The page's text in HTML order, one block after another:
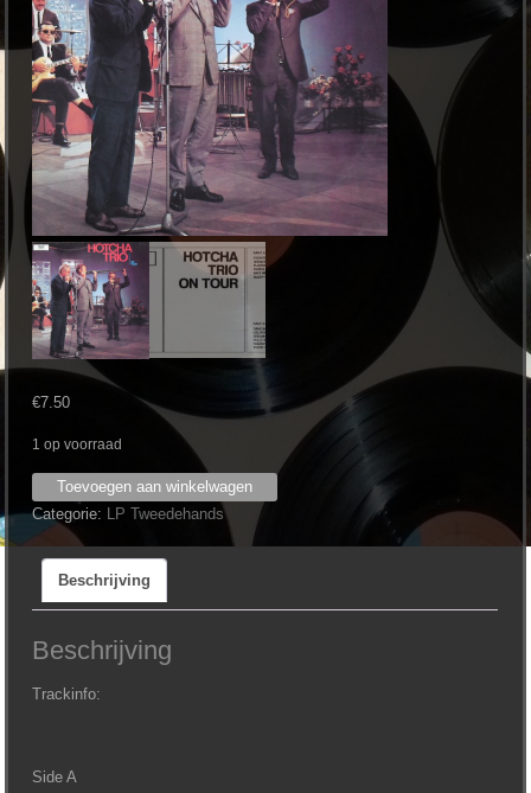
€7.50
1 op voorraad
Hotcha
Trio
-
On
Tour
aantal
Toevoegen aan winkelwagen
Categorie: LP Tweedehands
Beschrijving
Beschrijving
Trackinfo:
Side A